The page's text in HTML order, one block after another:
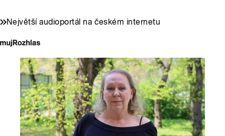
Největší audioportál na českém internetu